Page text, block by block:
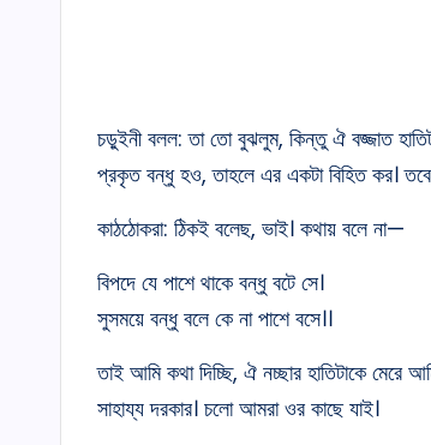
চড়ুইনী বলল: তা তো বুঝলুম, কিন্তু ঐ বজ্জাত
প্রকৃত বন্ধু হও, তাহলে এর একটা বিহিত কর।
কাঠঠোকরা: ঠিকই বলেছ, ভাই। কথায় বলে না—
বিপদে যে পাশে থাকে বন্ধু বটে সে।
সুসময়ে বন্ধু বলে কে না পাশে বসে।।
তাই আমি কথা দিচ্ছি, ঐ নচ্ছার হাতিটাকে
সাহায্য দরকার। চলো আমরা ওর কাছে যাই।